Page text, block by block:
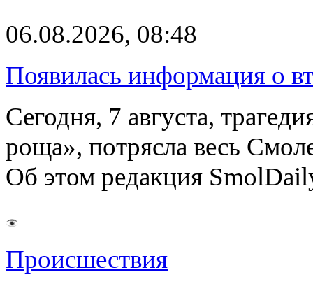
06.08.2026, 08:48
Появилась информация о
Сегодня, 7 августа,
роща», потрясла весь
Об этом редакция
Происшествия